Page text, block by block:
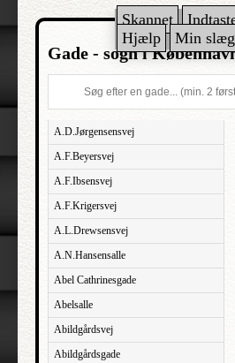
Skannet
Hjælp
Min
Gade - sogn i
A.D.Jørgensensvej
A.F.Beyersvej
A.F.Ibsensvej
A.F.Krigersvej
A.L.Drewsensvej
A.N.Hansensalle
Abel Cathrinesgade
Abelsalle
Abildgårdsvej
Abildgårdsgade